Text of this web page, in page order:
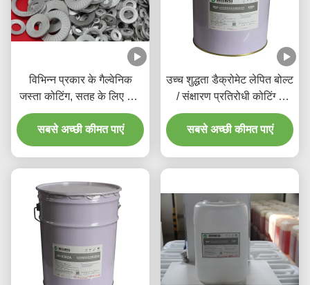
विभिन्न प्रकार के गैल्वेनिक
जस्ता कोटिंग, सतह के लिए डिप
स्पिन कोटिंग
सबसे अच्छी कीमत पाएं
उच्च शुद्धता डैक्रोमेट लेपित बोल्ट
/ संक्षारण प्रतिरोधी कोटिंग्स
तरल
सबसे अच्छी कीमत पाएं